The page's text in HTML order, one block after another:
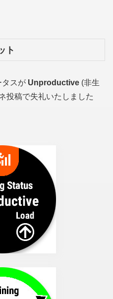
ト
タスが Unproductive (非生
投稿で失礼いたしました